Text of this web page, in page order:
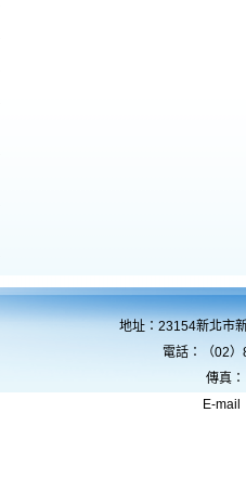
地址：23154新北市
電話：（02
傳真
E-mail